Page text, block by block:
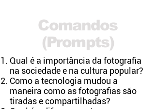
Comandos
(Prompts)
Qual é a importância da fotografia
na sociedade e na cultura popular?
Como a tecnologia mudou a
maneira como as fotografias são
tiradas e compartilhadas?